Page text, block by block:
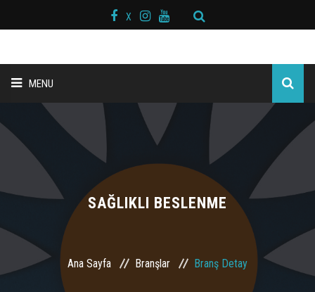
X
MENU
ANA SAYFA
BAŞKAN MESAJI
HAKKIMIZDA
KURS MERKEZLERİ
BRANŞLAR
SAĞLIKLI BESLENME
Ana Sayfa Branşlar Branş Detay